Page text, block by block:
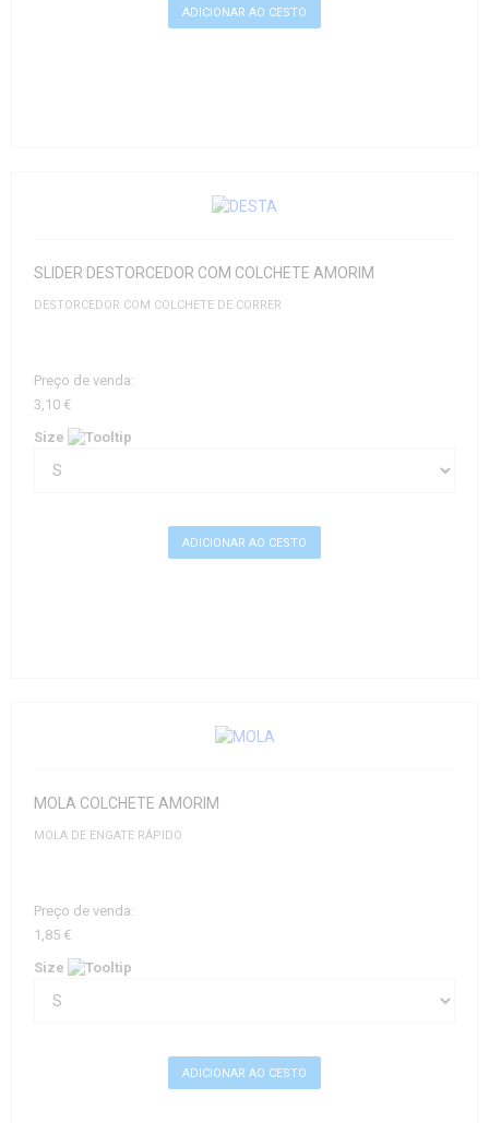
SLIDER DESTORCEDOR COM COLCHETE AMORIM
DESTORCEDOR COM COLCHETE DE CORRER
Preço de venda:
3,10 €
Size
MOLA COLCHETE AMORIM
MOLA DE ENGATE RÁPIDO
Preço de venda:
1,85 €
Size